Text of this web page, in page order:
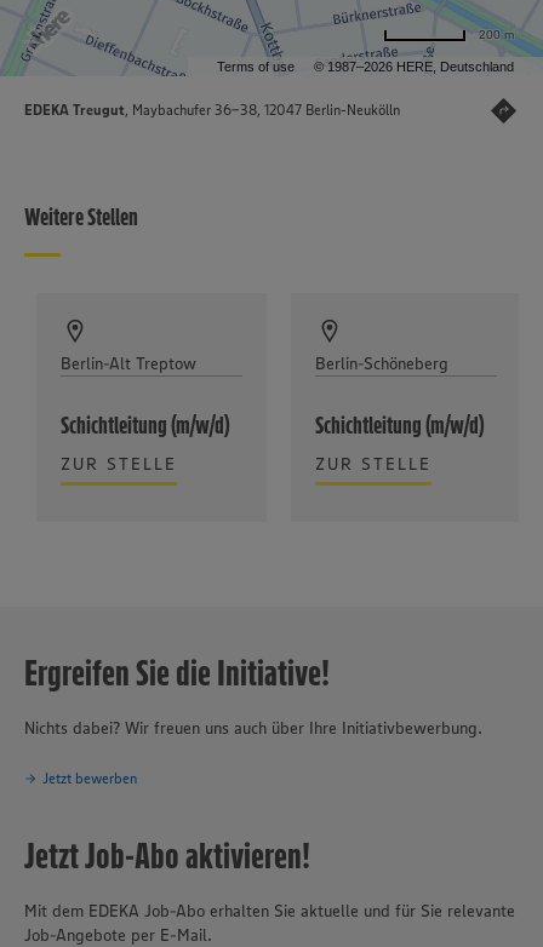
Terms of use © 1987–2026 HERE, Deutschland
200 m
EDEKA Treugut, Maybachufer 36-38, 12047 Berlin-Neukölln
Weitere Stellen
Berlin-Alt Treptow
Schichtleitung (m/w/d)
ZUR STELLE
Berlin-Schöneberg
Schichtleitung (m/w/d)
ZUR STELLE
Ergreifen Sie die Initiative!
Nichts dabei? Wir freuen uns auch über Ihre Initiativbewerbung.
Jetzt bewerben
Jetzt Job-Abo aktivieren!
Mit dem EDEKA Job-Abo erhalten Sie aktuelle und für Sie relevante
Job-Angebote per E-Mail.